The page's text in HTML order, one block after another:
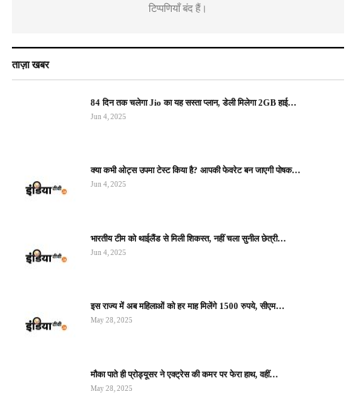
टिप्पणियाँ बंद हैं।
ताज़ा खबर
84 दिन तक चलेगा Jio का यह सस्ता प्लान, डेली मिलेगा 2GB हाई…
Jun 4, 2025
क्या कभी ओट्स उपमा टेस्ट किया है? आपकी फेवरेट बन जाएगी पोषक…
Jun 4, 2025
भारतीय टीम को थाईलैंड से मिली शिकस्त, नहीं चला सुनील छेत्री…
Jun 4, 2025
इस राज्य में अब महिलाओं को हर माह मिलेंगे 1500 रुपये, सीएम…
May 28, 2025
मौका पाते ही प्रोड्यूसर ने एक्ट्रेस की कमर पर फेरा हाथ, वहीं…
May 28, 2025